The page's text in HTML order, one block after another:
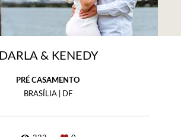
DARLA & KENEDY
PRÉ CASAMENTO
BRASÍLIA | DF